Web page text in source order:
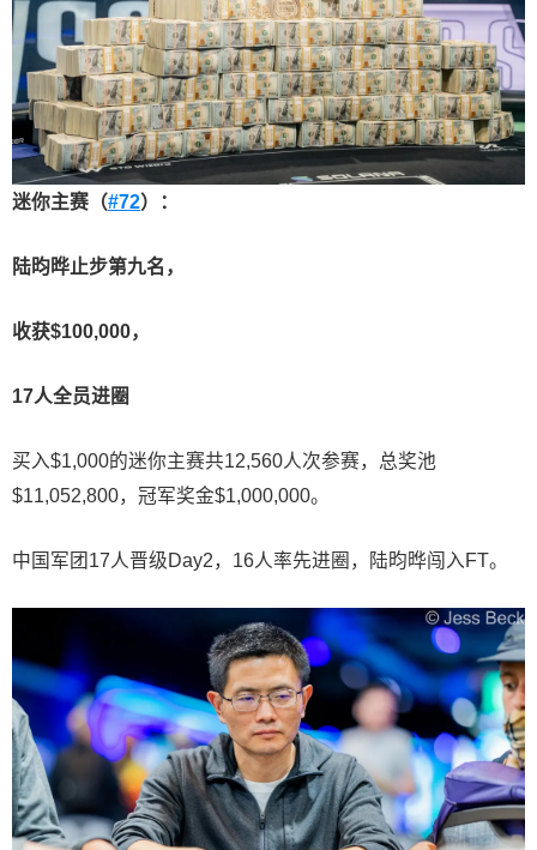
迷你主赛（#72）：
陆昀晔止步第九名，
收获$100,000，
17人全员进圈
买入$1,000的迷你主赛共12,560人次参赛，总奖池
$11,052,800，冠军奖金$1,000,000。
中国军团17人晋级Day2，16人率先进圈，陆昀晔闯入FT。